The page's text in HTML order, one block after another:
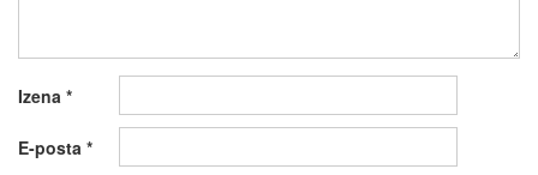
Izena *
E-posta *